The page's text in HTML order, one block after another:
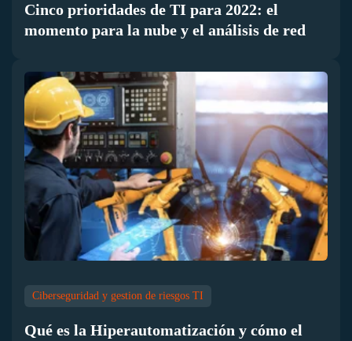
Cinco prioridades de TI para 2022: el
momento para la nube y el análisis de red
Ciberseguridad y gestion de riesgos TI
Qué es la Hiperautomatización y cómo el